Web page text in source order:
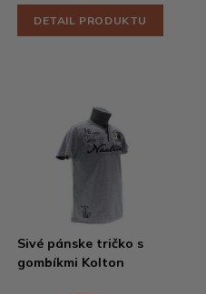
DETAIL PRODUKTU
Sivé pánske tričko s
gombíkmi Kolton